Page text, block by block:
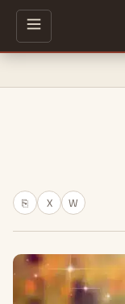
W
X
⎘